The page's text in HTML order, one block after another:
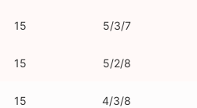
15 5/3/7
15 5/2/8
15 4/3/8